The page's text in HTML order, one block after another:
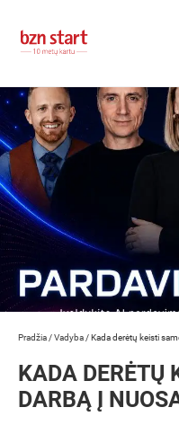
Pradžia /Vadyba /Kada derėtų keisti
KADA DERĖTŲ
DARBĄ Į